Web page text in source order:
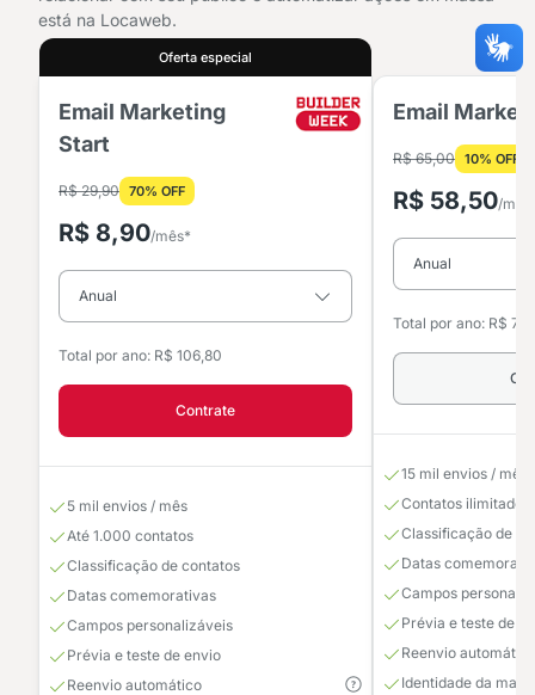
está na Locaweb.
Oferta especial
Email Marketing
Start
R$ 29,90 70% OFF
R$ 8,90/mês*
Total por ano: R$ 106,80
Contrate
5 mil envios / mês
Até 1.000 contatos
Classificação de contatos
Datas comemorativas
Campos personalizáveis
Prévia e teste de envio
Reenvio automático
Email
R$ 65,00 10% OFF
R$ 58,50/
Total por ano: R$
15 mil envios / mês
Contatos ilimitados
Classificação de
Datas
Campos
Prévia e teste de
Reenvio automático
Identidade da